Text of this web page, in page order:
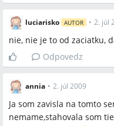
luciarisko AUTOR • 2. júl
nie, nie je to od zaciatku,
Odpovedz
annia • 2. júl 2009
Ja som zavisla na tomto
nemame,stahovala som